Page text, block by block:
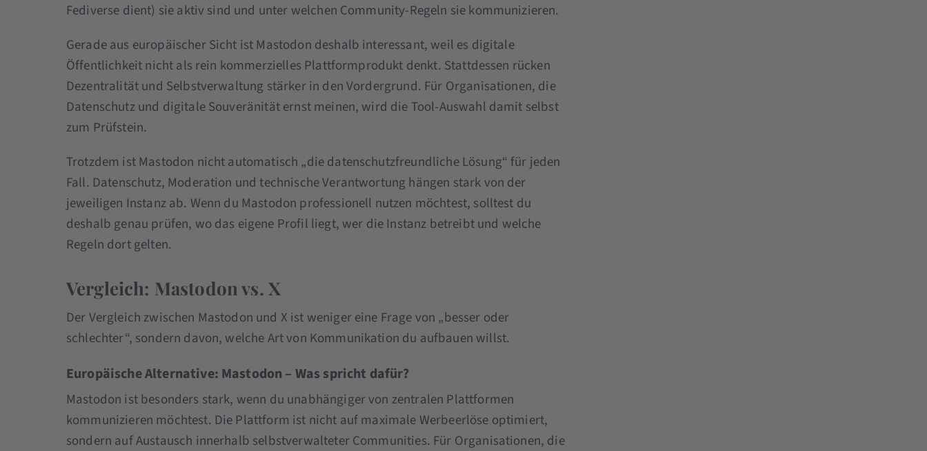
Fediverse dient) sie aktiv sind und unter welchen Community-Regeln sie kommunizieren.
Gerade aus europäischer Sicht ist Mastodon deshalb interessant, weil es digitale
Öffentlichkeit nicht als rein kommerzielles Plattformprodukt denkt. Stattdessen rücken
Dezentralität und Selbstverwaltung stärker in den Vordergrund. Für Organisationen, die
Datenschutz und digitale Souveränität ernst meinen, wird die Tool-Auswahl damit selbst
zum Prüfstein.
Trotzdem ist Mastodon nicht automatisch „die datenschutzfreundliche Lösung“ für jeden
Fall. Datenschutz, Moderation und technische Verantwortung hängen stark von der
jeweiligen Instanz ab. Wenn du Mastodon professionell nutzen möchtest, solltest du
deshalb genau prüfen, wo das eigene Profil liegt, wer die Instanz betreibt und welche
Regeln dort gelten.
Vergleich: Mastodon vs. X
Der Vergleich zwischen Mastodon und X ist weniger eine Frage von „besser oder
schlechter“, sondern davon, welche Art von Kommunikation du aufbauen willst.
Europäische Alternative: Mastodon – Was spricht dafür?
Mastodon ist besonders stark, wenn du unabhängiger von zentralen Plattformen
kommunizieren möchtest. Die Plattform ist nicht auf maximale Werbeerlöse optimiert,
sondern auf Austausch innerhalb selbstverwalteter Communities. Für Organisationen, die